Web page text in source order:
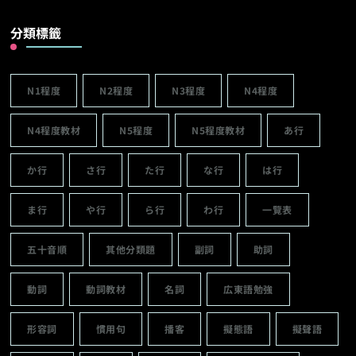
分類標籤
N1程度 N2程度 N3程度 N4程度
N4程度教材 N5程度 N5程度教材 あ行
か行 さ行 た行 な行 は行
ま行 や行 ら行 わ行 一覽表
五十音順 其他分類題 副詞 助詞
動詞 動詞教材 名詞 広東語勉強
形容詞 慣用句 播客 擬態語 擬聲語